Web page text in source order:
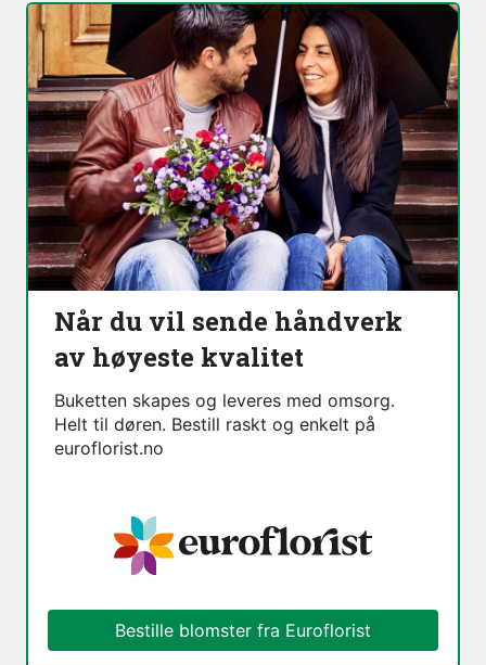
Når du vil sende håndverk
av høyeste kvalitet
Buketten skapes og leveres med omsorg.
Helt til døren. Bestill raskt og enkelt på
euroflorist.no
Bestille blomster fra Euroflorist